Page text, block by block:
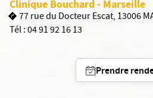
Clinique Bouchard - Marseille
77 rue du Docteur Escat, 13006
Tél :04 91 92 16 13
Prendre